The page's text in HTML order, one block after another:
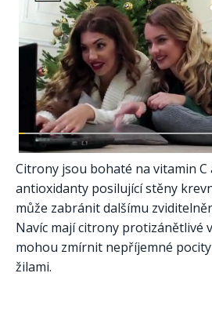
Citrony jsou bohaté na vitamin C
antioxidanty posilující stěny
může zabránit dalšímu
Navíc mají citrony protizánětlivé
mohou zmírnit nepříjemné
žilami.